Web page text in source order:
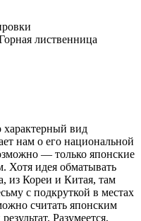
лиственница
характерный вид
нам о его национальной
— только японские
Хотя идея обматывать
из Кореи и Китая, там
с подкруткой в местах
считать японским
Разумеется,